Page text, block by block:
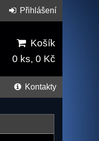
Košík
0 ks, 0 Kč
Přihlášení
Kontakty